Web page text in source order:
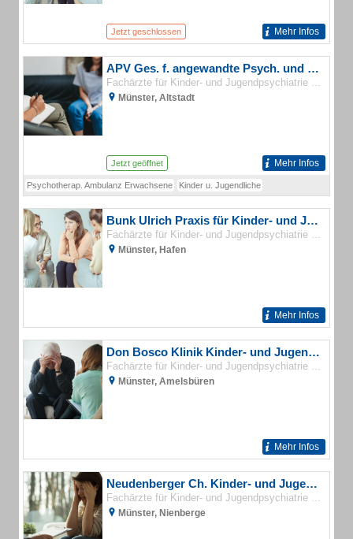
Jetzt geschlossen Mehr Infos
APV Ges. f. angewandte Psych. und Verhaltensmedizin für Kinder
Fachärzte für Kinder- und Jugendpsychiatrie und -psychotherapie
Münster, Altstadt
Jetzt geöffnet Mehr Infos
Psychotherap. Ambulanz Erwachsene Kinder u. Jugendliche
Bunk Ulrich Praxis für Kinder- und Jugendlichenpsychotherapie
Fachärzte für Kinder- und Jugendpsychiatrie und -psychotherapie
Münster, Hafen
Mehr Infos
Don Bosco Klinik Kinder- und Jugendpsychiatrie
Fachärzte für Kinder- und Jugendpsychiatrie und -psychotherapie
Münster, Amelsbüren
Mehr Infos
Neudenberger Ch. Kinder- und Jugendlichenpsychotherapeutin
Fachärzte für Kinder- und Jugendpsychiatrie und -psychotherapie
Münster, Nienberge